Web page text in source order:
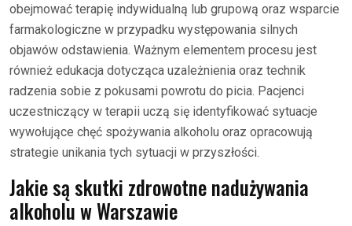
obejmować terapię indywidualną lub grupową oraz wsparcie
farmakologiczne w przypadku występowania silnych
objawów odstawienia. Ważnym elementem procesu jest
również edukacja dotycząca uzależnienia oraz technik
radzenia sobie z pokusami powrotu do picia. Pacjenci
uczestniczący w terapii uczą się identyfikować sytuacje
wywołujące chęć spożywania alkoholu oraz opracowują
strategie unikania tych sytuacji w przyszłości.
Jakie są skutki zdrowotne nadużywania
alkoholu w Warszawie